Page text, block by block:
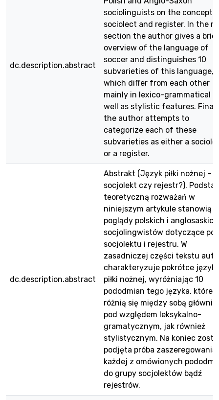
dc.description.abstract
sociolinguists on the concepts
sociolect and register. In the
section the author gives a
overview of the language of
soccer and distinguishes 10
subvarieties of this language,
which differ from each other
mainly in lexico-grammatical
well as stylistic features.
the author attempts to
categorize each of these
subvarieties as either a
or a register.
dc.description.abstract
Abstrakt (Język piłki nożnej –
socjolekt czy rejestr?).
teoretyczną rozważań w
niniejszym artykule stanowią
poglądy polskich i anglosaskich
socjolingwistów dotyczące
socjolektu i rejestru. W
zasadniczej części tekstu
charakteryzuje pokrótce język
piłki nożnej, wyróżniając 10
pododmian tego języka, które
różnią się między sobą głównie
pod względem leksykalno-
gramatycznym, jak również
stylistycznym. Na koniec
podjęta próba zaszeregowania
każdej z omówionych
do grupy socjolektów bądź
rejestrów.